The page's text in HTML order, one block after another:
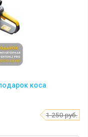
коса
1 250 руб.